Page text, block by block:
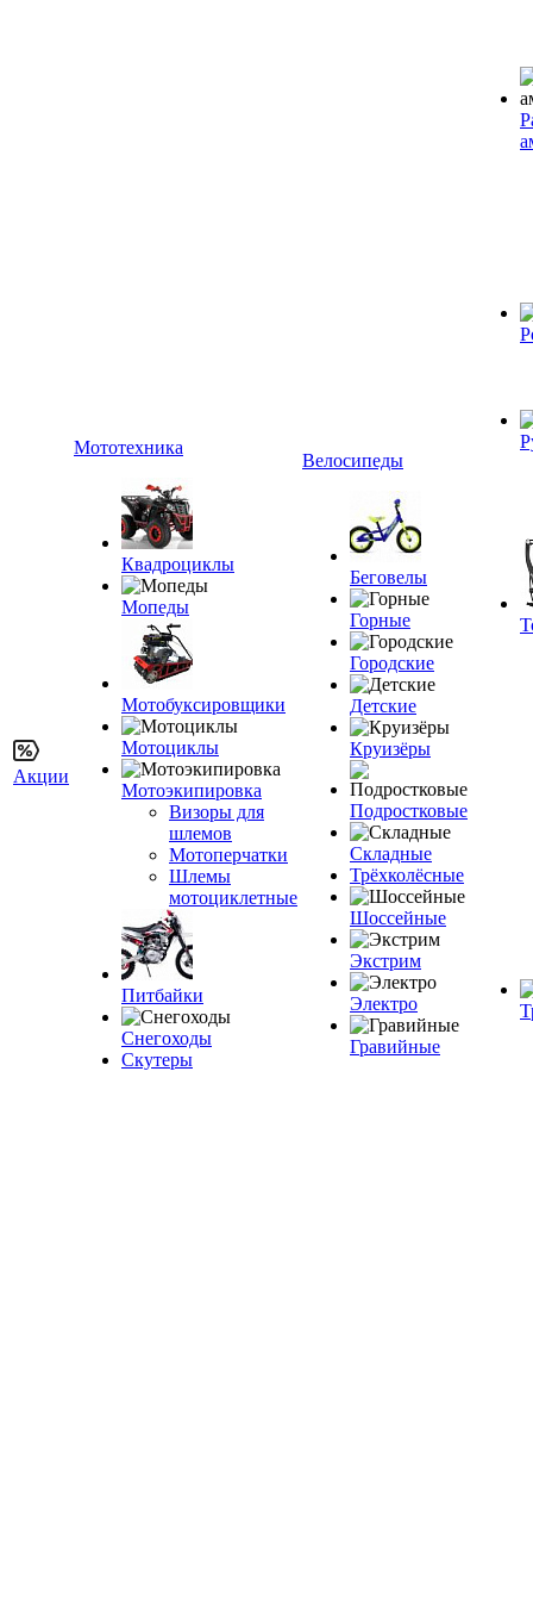
Акции
Мототехника
Квадроциклы
Мопеды
Мотобуксировщики
Мотоциклы
Мотоэкипировка
Визоры для
шлемов
Мотоперчатки
Шлемы
мотоциклетные
Питбайки
Снегоходы
Скутеры
Велосипеды
Беговелы
Горные
Городские
Детские
Круизёры
Подростковые
Складные
Трёхколёсные
Шоссейные
Экстрим
Электро
Гравийные